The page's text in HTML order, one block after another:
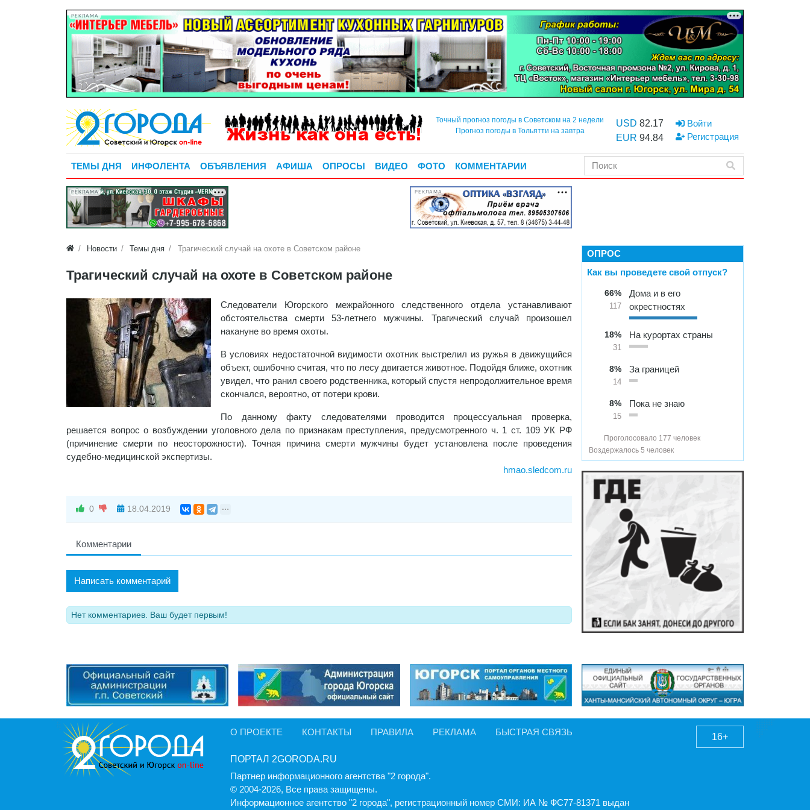
РЕКЛАМА
Точный прогноз погоды в Советском на 2 недели
Прогноз погоды в Тольятти на завтра
USD 82.17
EUR 94.84
Войти
Регистрация
ТЕМЫ ДНЯ ИНФОЛЕНТА ОБЪЯВЛЕНИЯ АФИША ОПРОСЫ ВИДЕО ФОТО КОММЕНТАРИИ
РЕКЛАМА РЕКЛАМА
Новости Темы дня Трагический случай на охоте в Советском районе
Трагический случай на охоте в Советском районе
Следователи Югорского межрайонного следственного отдела устанавливают
обстоятельства смерти 53-летнего мужчины. Трагический случай произошел
накануне во время охоты.
В условиях недостаточной видимости охотник выстрелил из ружья в движущийся
объект, ошибочно считая, что по лесу двигается животное. Подойдя ближе, охотник
увидел, что ранил своего родственника, который спустя непродолжительное время
скончался, вероятно, от потери крови.
По данному факту следователями проводится процессуальная проверка,
решается вопрос о возбуждении уголовного дела по признакам преступления, предусмотренного ч. 1 ст. 109 УК РФ
(причинение смерти по неосторожности). Точная причина смерти мужчины будет установлена после проведения
судебно-медицинской экспертизы.
hmao.sledcom.ru
0 18.04.2019
Комментарии
Написать комментарий
Нет комментариев. Ваш будет первым!
ОПРОС
Как вы проведете свой отпуск?
66%
117
Дома и в его
окрестностях
18%
31
На курортах страны
8%
14
За границей
8%
15
Пока не знаю
Проголосовало 177 человек
Воздержалось 5 человек
О ПРОЕКТЕ КОНТАКТЫ ПРАВИЛА РЕКЛАМА БЫСТРАЯ СВЯЗЬ
ПОРТАЛ 2GORODA.RU
Партнер информационного агентства "2 города".
© 2004-2026, Все права защищены.
Информационное агентство "2 города", регистрационный номер СМИ: ИА № ФС77-81371 выдан
16+